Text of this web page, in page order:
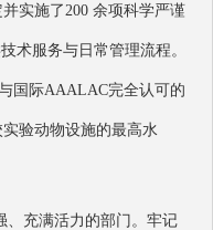
实施了200 余项科学严谨
术服务与⽇常管理流程。
国际AAALAC完全认可的
验动物设施的最⾼⽔
、充满活力的部门。牢记